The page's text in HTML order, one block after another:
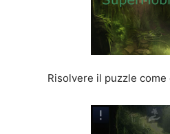
Risolvere il puzzle